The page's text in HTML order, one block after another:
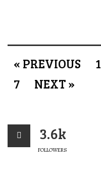
« PREVIOUS 1
7
NEXT »
3.6k
FOLLOWERS